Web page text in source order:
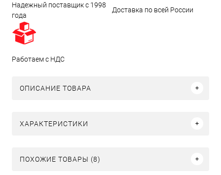
Надежный поставщик с 1998
года
Доставка по всей России
Работаем с НДС
ОПИСАНИЕ ТОВАРА
ХАРАКТЕРИСТИКИ
ПОХОЖИЕ ТОВАРЫ (8)